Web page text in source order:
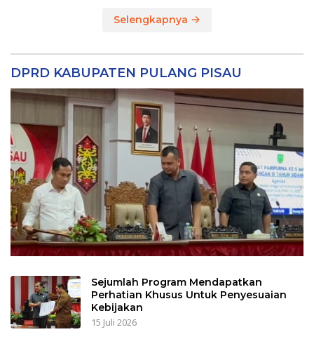
Selengkapnya
DPRD KABUPATEN PULANG PISAU
Sejumlah Program Mendapatkan
Perhatian Khusus Untuk Penyesuaian
Kebijakan
15 Juli 2026